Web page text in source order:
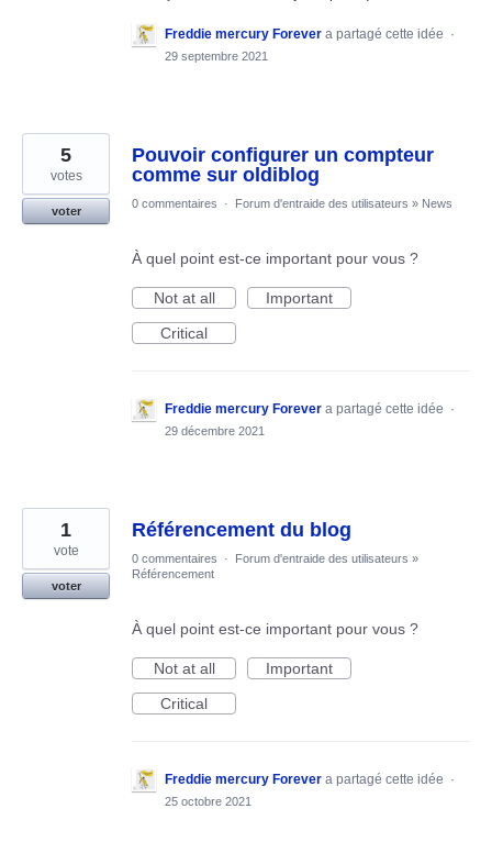
Freddie mercury Forever a partagé cette idée ·
29 septembre 2021
Pouvoir configurer un compteur
comme sur oldiblog
5
votes
voter
0 commentaires · Forum d'entraide des utilisateurs » News
À quel point est-ce important pour vous ?
Not at all
Important
Critical
Freddie mercury Forever a partagé cette idée ·
29 décembre 2021
Référencement du blog
1
vote
voter
0 commentaires · Forum d'entraide des utilisateurs »
Référencement
À quel point est-ce important pour vous ?
Not at all
Important
Critical
Freddie mercury Forever a partagé cette idée ·
25 octobre 2021